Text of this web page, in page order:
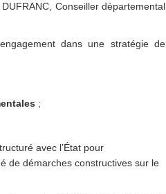
Conseiller départemental
dans une stratégie de
;
avec l’État pour
de démarches constructives sur le